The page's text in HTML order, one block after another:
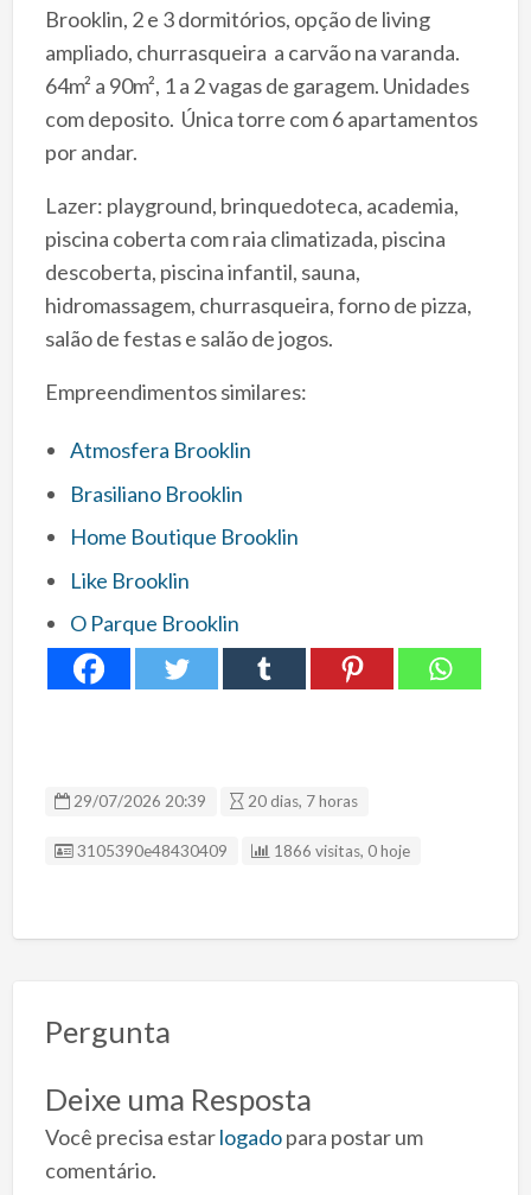
Brooklin, 2 e 3 dormitórios, opção de living
ampliado, churrasqueira a carvão na varanda.
64m² a 90m², 1 a 2 vagas de garagem. Unidades
com deposito. Única torre com 6 apartamentos
por andar.
Lazer: playground, brinquedoteca, academia,
piscina coberta com raia climatizada, piscina
descoberta, piscina infantil, sauna,
hidromassagem, churrasqueira, forno de pizza,
salão de festas e salão de jogos.
Empreendimentos similares:
Atmosfera Brooklin
Brasiliano Brooklin
Home Boutique Brooklin
Like Brooklin
O Parque Brooklin
29/07/2026 20:39 20 dias, 7 horas
ID Anúncio
3105390e48430409 1866 visitas, 0 hoje
Pergunta
Deixe uma Resposta
Você precisa estarlogadopara postar um
comentário.